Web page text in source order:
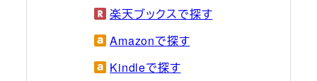
楽天ブックスで探す
Amazonで探す
Kindleで探す